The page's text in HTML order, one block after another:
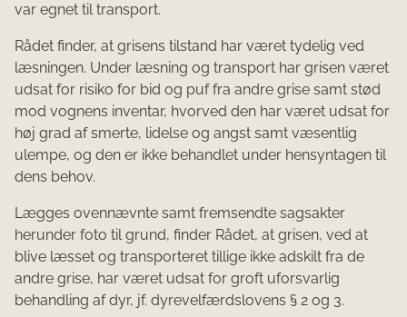
var egnet til transport.
Rådet finder, at grisens tilstand har været tydelig ved
læsningen. Under læsning og transport har grisen været
udsat for risiko for bid og puf fra andre grise samt stød
mod vognens inventar, hvorved den har været udsat for
høj grad af smerte, lidelse og angst samt væsentlig
ulempe, og den er ikke behandlet under hensyntagen til
dens behov.
Lægges ovennævnte samt fremsendte sagsakter
herunder foto til grund, finder Rådet, at grisen, ved at
blive læsset og transporteret tillige ikke adskilt fra de
andre grise, har været udsat for groft uforsvarlig
behandling af dyr, jf. dyrevelfærdslovens § 2 og 3.